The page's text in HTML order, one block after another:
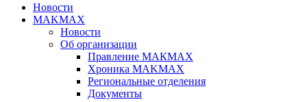
Новости
MAKMAX
Новости
Об организации
Правление МАКМАХ
Хроника MAKMAX
Региональные отделения
Документы